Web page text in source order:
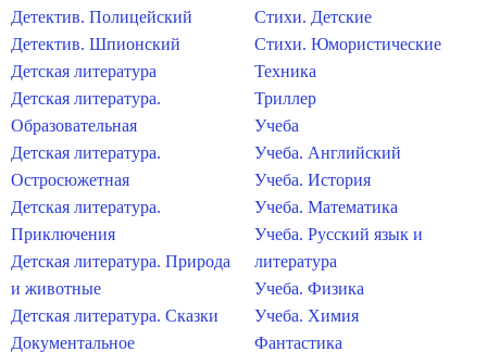
Детектив. Полицейский
Детектив. Шпионский
Детская литература
Детская литература.
Образовательная
Детская литература.
Остросюжетная
Детская литература.
Приключения
Детская литература. Природа
и животные
Детская литература. Сказки
Документальное
Стихи. Детские
Стихи. Юмористические
Техника
Триллер
Учеба
Учеба. Английский
Учеба. История
Учеба. Математика
Учеба. Русский язык и
литература
Учеба. Физика
Учеба. Химия
Фантастика